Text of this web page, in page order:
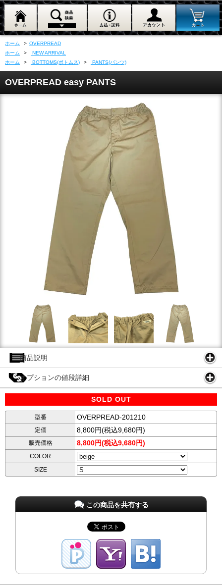
ホーム > OVERPREAD
ホーム
>
NEW ARRIVAL
ホーム
> BOTTOMS(ボトムス) > PANTS(パンツ)
OVERPREAD easy PANTS
商品説明
オプションの値段詳細
SOLD OUT
型番 OVERPREAD-201210
定価 8,800円(税込9,680円)
販売価格 8,800円(税込9,680円)
COLOR
SIZE
この商品を共有する